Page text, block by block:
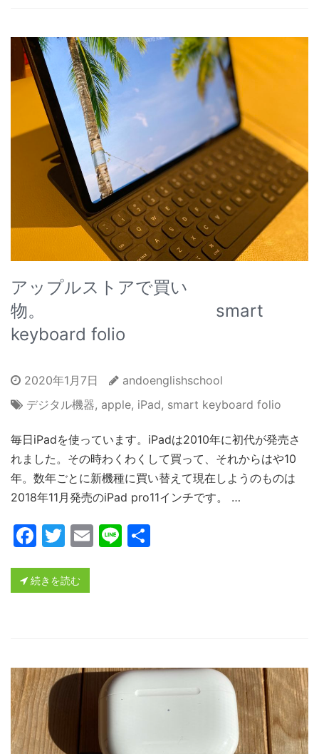
アップルストアで買い
物。 smart
keyboard folio
2020年1月7日
andoenglishschool
デジタル機器, apple, iPad, smart keyboard folio
毎日iPadを使っています。iPadは2010年に初代が発売さ
れました。その時わくわくして買って、それからはや10
年。数年ごとに新機種に買い替えて現在しようのものは
2018年11月発売のiPad pro11インチです。 …
Facebook
Twitter
Email
Line
続きを読む